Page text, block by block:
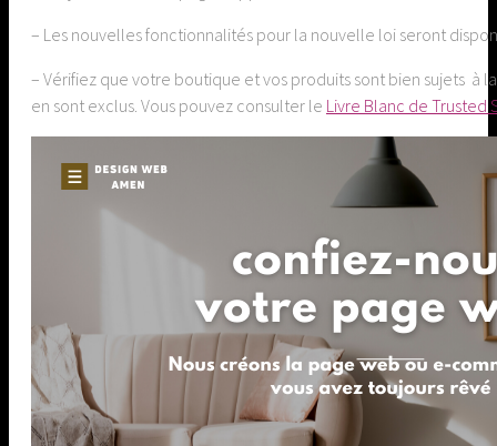
– Les nouvelles fonctionnalités pour la nouvelle loi seront
– Vérifiez que votre boutique et vos produits sont bien sujets
en sont exclus. Vous pouvez consulter le Livre Blanc de Trusted